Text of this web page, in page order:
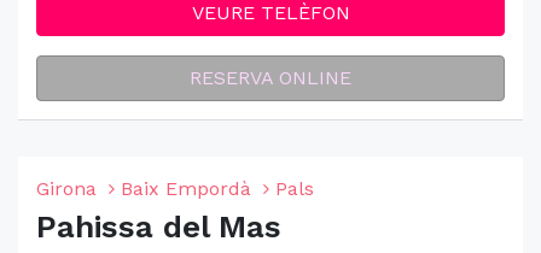
VEURE TELÈFON
RESERVA ONLINE
Girona Baix Empordà Pals
Pahissa del Mas